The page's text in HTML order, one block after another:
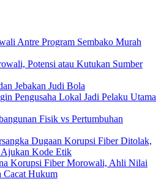
Antre Program Sembako Murah
Potensi atau Kutukan Sumber
Jebakan Judi Bola
Pengusaha Lokal Jadi Pelaku Utama
Fisik vs Pertumbuhan
Dugaan Korupsi Fiber Ditolak,
Kode Etik
Korupsi Fiber Morowali, Ahli Nilai
Cacat Hukum